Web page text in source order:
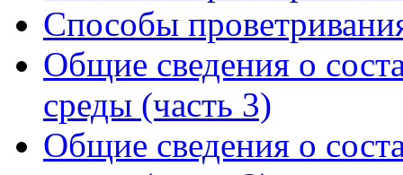
Способы
Общие сведения о
среды (часть 3)
Общие сведения о